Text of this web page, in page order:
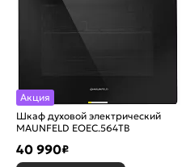
Акция
Шкаф духовой электрический
MAUNFELD EOEC.564TB
40 990₽